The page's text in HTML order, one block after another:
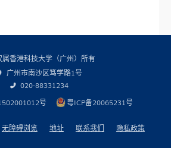
香港科技大学（广州）所有
广州市南沙区笃学路1号
020-88331234
号
粤ICP备20065231号
无障碍浏览 地址 联系我们
隐私政策